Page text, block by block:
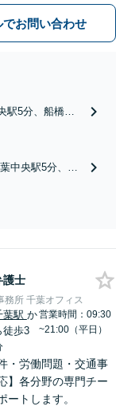
問題】【スムーズな
でお問い合わせ
駅5分、船橋駅
理し、ストレス
なたの「かかり
葉中央駅5分、船
も。依頼者さま
力！「離婚した
有の不動産や持
がある」などのご
お任せ【初回来
談30分無料】
護士
務所 千葉オフィス
葉駅 か
徒歩3
営業時間：09:30
~21:00（平日）
・労働問題・交通事
】各分野の専門チー
ートします。